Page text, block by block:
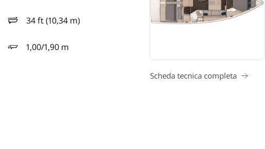
34 ft (10,34 m)
lunghezza
1,00/1,90 m
pescaggio
Scheda tecnica completa